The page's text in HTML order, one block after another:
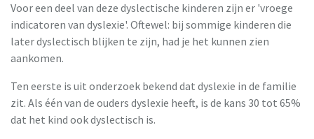
Voor een deel van deze dyslectische kinderen zijn er 'vroege
indicatoren van dyslexie'. Oftewel: bij sommige kinderen die
later dyslectisch blijken te zijn, had je het kunnen zien
aankomen.
Ten eerste is uit onderzoek bekend dat dyslexie in de familie
zit. Als één van de ouders dyslexie heeft, is de kans 30 tot 65%
dat het kind ook dyslectisch is.